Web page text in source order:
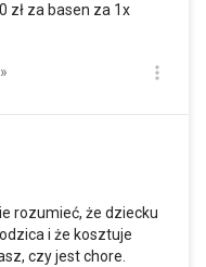
zł za basen za 1x
rozumieć, że dziecku
i że kosztuje
czy jest chore.